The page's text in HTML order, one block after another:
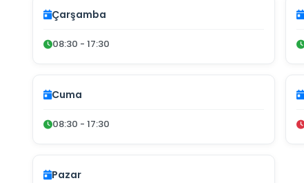
Çarşamba
08:30 - 17:30
Cuma
08:30 - 17:30
Pazar